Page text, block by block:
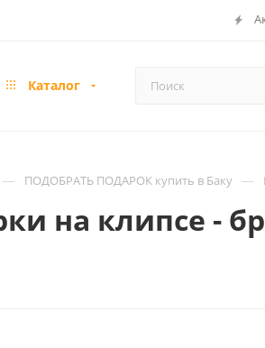
Каталог
— ПОДОБРАТЬ ПОДАРОК купить в Баку —
на клипсе -